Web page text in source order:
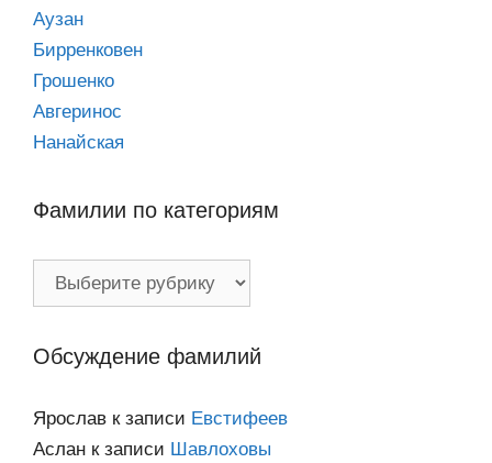
Аузан
Бирренковен
Грошенко
Авгеринос
Нанайская
Фамилии по категориям
Обсуждение фамилий
Ярослав к записи Евстифеев
Аслан к записи Шавлоховы